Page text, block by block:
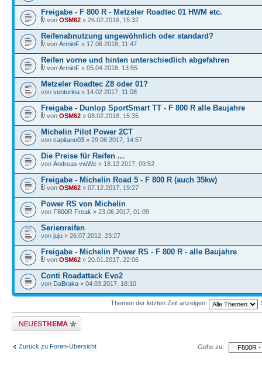
Freigabe - F 800 R - Metzeler Roadtec 01 HWM etc.
von OSM62 » 26.02.2016, 15:32
Reifenabnutzung ungewöhnlich oder standard?
von ArminF » 17.06.2018, 11:47
Reifen vorne und hinten unterschiedlich abgefahren
von ArminF » 05.04.2018, 13:55
Metzeler Roadtec Z8 oder 01?
von venturina » 14.02.2017, 11:08
Freigabe - Dunlop SportSmart TT - F 800 R alle Baujahre
von OSM62 » 08.02.2018, 15:35
Michelin Pilot Power 2CT
von capitano03 » 29.06.2017, 14:57
Die Preise für Reifen ...
von Andreas vwWe » 18.12.2017, 09:52
Freigabe - Michelin Road 5 - F 800 R (auch 35kw)
von OSM62 » 07.12.2017, 19:27
Power RS von Michelin
von F800R Freak » 23.06.2017, 01:09
Serienreifen
von juju » 26.07.2012, 23:27
Freigabe - Michelin Power RS - F 800 R - alle Baujahre
von OSM62 » 20.01.2017, 22:06
Conti Roadattack Evo2
von DaBraka » 04.03.2017, 18:10
Themen der letzten Zeit anzeigen:
Neues Thema erstellen
Zurück zu Foren-Übersicht Gehe zu: